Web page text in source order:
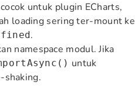
untuk plugin ECharts,
loading sering ter-mount ke
.
namespace modul. Jika
untuk
shaking.